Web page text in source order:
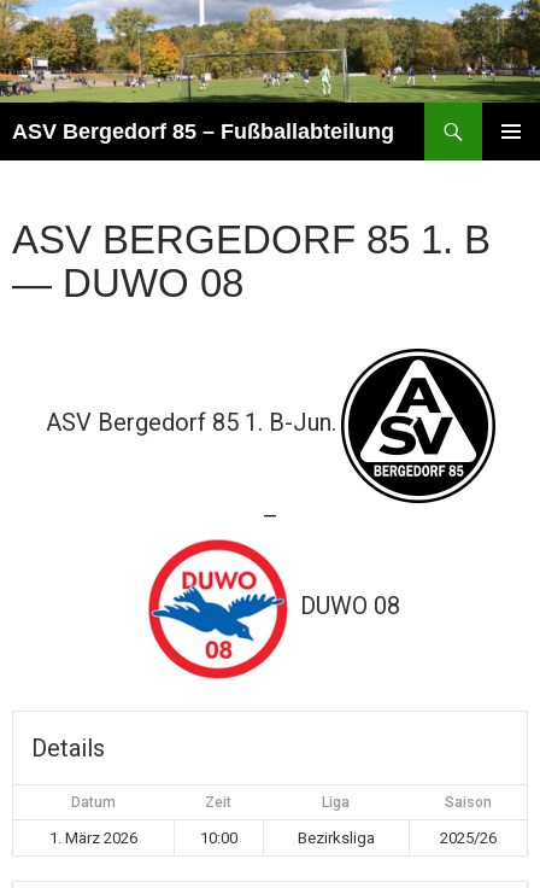
Zum
Inhalt
springen
ASV Bergedorf 85 – Fußballabteilung
ASV BERGEDORF 85 1. B
— DUWO 08
ASV Bergedorf 85 1. B-Jun.
—
DUWO 08
Details
Datum Zeit Liga Saison
1. März 2026 10:00 Bezirksliga 2025/26